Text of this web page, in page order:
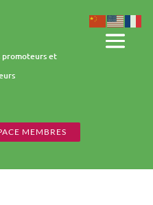
promoteurs et
MEMBRES